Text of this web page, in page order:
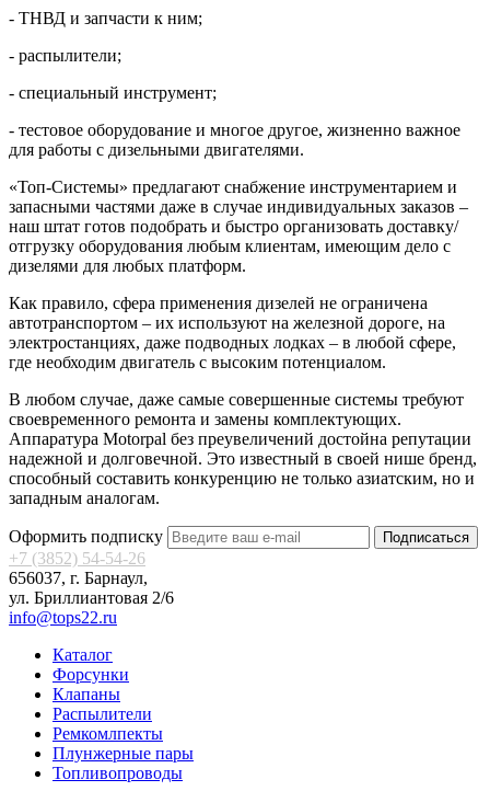
- ТНВД и запчасти к ним;
- распылители;
- специальный инструмент;
- тестовое оборудование и многое другое, жизненно важное
для работы с дизельными двигателями.
«Топ-Системы» предлагают снабжение инструментарием и
запасными частями даже в случае индивидуальных заказов –
наш штат готов подобрать и быстро организовать доставку/
отгрузку оборудования любым клиентам, имеющим дело с
дизелями для любых платформ.
Как правило, сфера применения дизелей не ограничена
автотранспортом – их используют на железной дороге, на
электростанциях, даже подводных лодках – в любой сфере,
где необходим двигатель с высоким потенциалом.
В любом случае, даже самые совершенные системы требуют
своевременного ремонта и замены комплектующих.
Аппаратура Motorpal без преувеличений достойна репутации
надежной и долговечной. Это известный в своей нише бренд,
способный составить конкуренцию не только азиатским, но и
западным аналогам.
Оформить подписку Подписаться
+7 (3852) 54-54-26
656037, г. Барнаул,
ул. Бриллиантовая 2/6
info@tops22.ru
Каталог
Форсунки
Клапаны
Распылители
Ремкомлпекты
Плунжерные пары
Топливопроводы